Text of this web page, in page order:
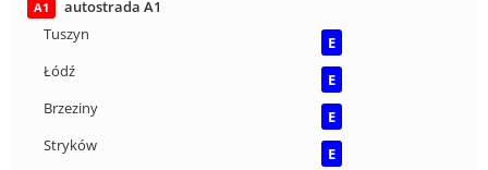
A1
autostrada A1
Tuszyn
E
Łódź
E
Brzeziny
E
Stryków
E